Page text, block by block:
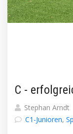
C -
Stephan Arndt
C1-Junioren,